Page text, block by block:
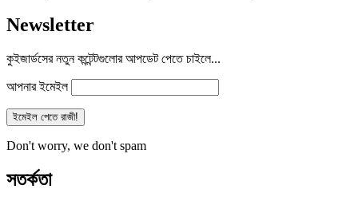
Newsletter
কুইজার্ডসের নতুন কন্টেন্টগুলোর আপডেট পেতে চাইলে...
আপনার ইমেইল
Don't worry, we don't spam
সতর্কতা